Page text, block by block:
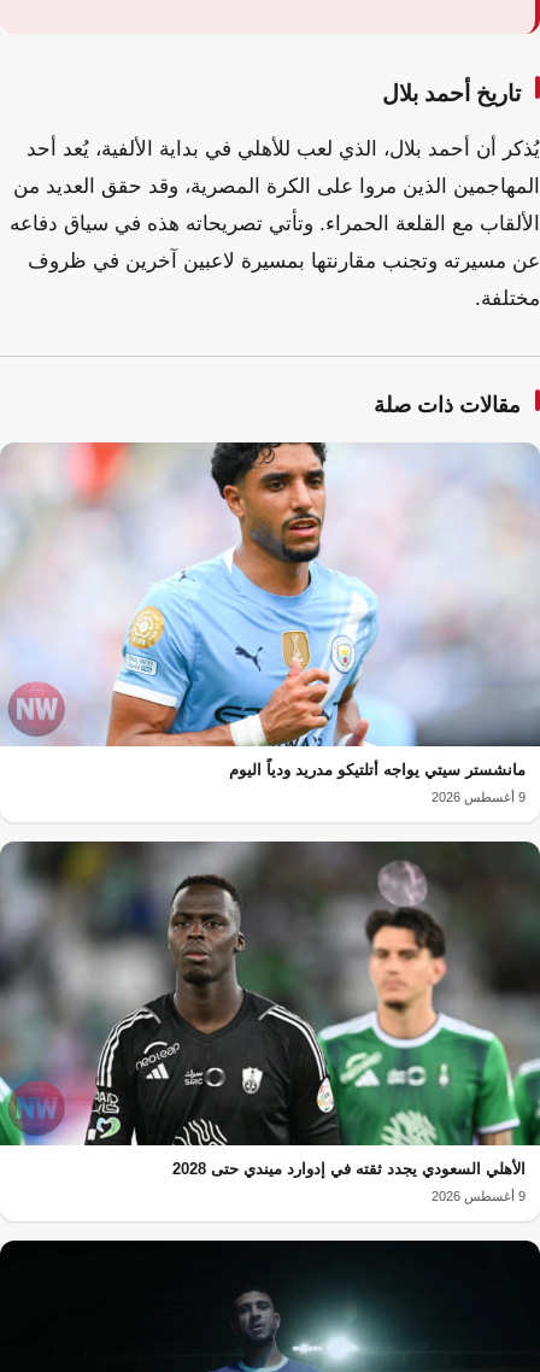
تاريخ أحمد بلال
يُذكر أن أحمد بلال، الذي لعب للأهلي في بداية الألفية، يُعد أحد
المهاجمين الذين مروا على الكرة المصرية، وقد حقق العديد من
الألقاب مع القلعة الحمراء. وتأتي تصريحاته هذه في سياق دفاعه
عن مسيرته وتجنب مقارنتها بمسيرة لاعبين آخرين في ظروف
مختلفة.
مقالات ذات صلة
مانشستر سيتي يواجه أتلتيكو مدريد ودياً اليوم
9 أغسطس 2026
الأهلي السعودي يجدد ثقته في إدوارد ميندي حتى 2028
9 أغسطس 2026